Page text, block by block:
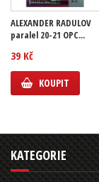
ALEXANDER RADULOV
paralel 20-21 OPC...
39 Kč
KOUPIT
KATEGORIE